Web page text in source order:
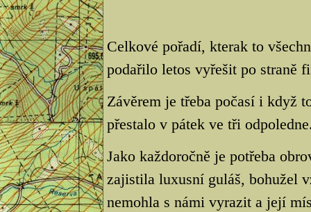
Celkové pořadí, kterak to
podařilo letos vyřešit po straně
Závěrem je třeba počasí i když
přestalo v pátek ve tři
Jako každoročně je potřeba
zajistila luxusní guláš, bohužel
nemohla s námi vyrazit a její